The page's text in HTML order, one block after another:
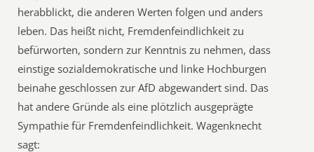
herabblickt, die anderen Werten folgen und anders
leben. Das heißt nicht, Fremdenfeindlichkeit zu
befürworten, sondern zur Kenntnis zu nehmen, dass
einstige sozialdemokratische und linke Hochburgen
beinahe geschlossen zur AfD abgewandert sind. Das
hat andere Gründe als eine plötzlich ausgeprägte
Sympathie für Fremdenfeindlichkeit. Wagenknecht
sagt: